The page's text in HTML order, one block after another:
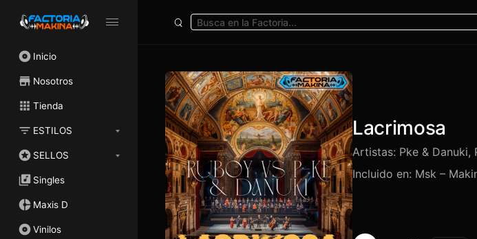
Inicio
Nosotros
Tienda
ESTILOS
SELLOS
Singles
Maxis D
Vinilos
Lacrimosa
Artistas: Pke & Danuki,
Incluido en: Msk –